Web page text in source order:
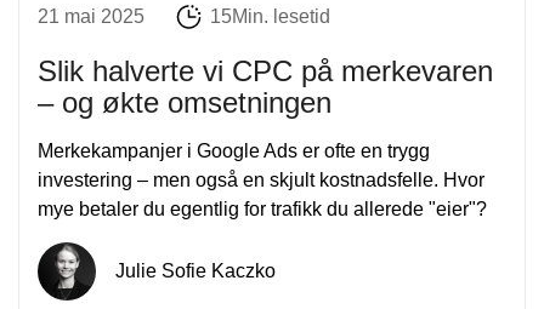
21 mai 2025 15Min. lesetid
Slik halverte vi CPC på merkevaren
– og økte omsetningen
Merkekampanjer i Google Ads er ofte en trygg
investering – men også en skjult kostnadsfelle. Hvor
mye betaler du egentlig for trafikk du allerede "eier"?
Julie Sofie Kaczko